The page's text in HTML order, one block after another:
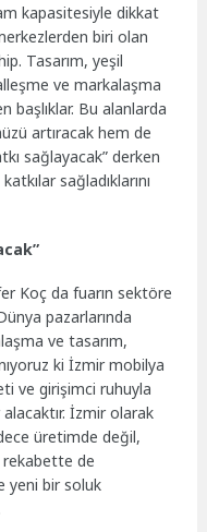
kapasitesiyle dikkat
biri olan
Tasarım, yeşil
ve markalaşma
başlıklar. Bu alanlarda
artıracak hem de
sağlayacak” derken
sağladıklarını
Koç da fuarın sektöre
pazarlarında
ve tasarım,
ki İzmir mobilya
ve girişimci ruhuyla
İzmir olarak
üretimde değil,
rekabette de
yeni bir soluk